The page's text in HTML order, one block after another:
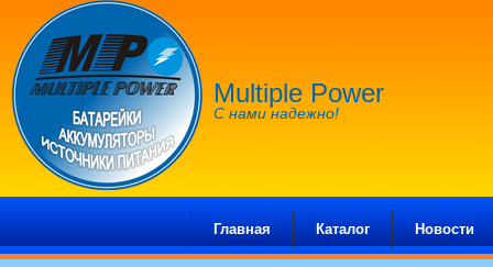
Multiple Power
С нами надежно!
Главная Каталог Новости